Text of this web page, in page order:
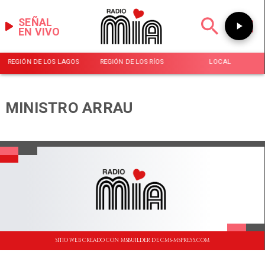
EN VIVO
SEÑAL
REGIÓN DE LOS LAGOS REGIÓN DE LOS RÍOS LOCAL
MINISTRO ARRAU
SITIO WEB CREADO CON MSBUILDER DE CMS-MSPRESS.COM